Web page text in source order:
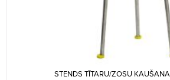
STENDS TĪTARU/ZOSU